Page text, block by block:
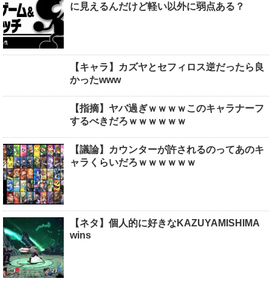
に見えるんだけど軽い以外に弱点ある？
【キャラ】カズヤとセフィロス逆だったら良
かったwww
【指摘】ヤバ過ぎｗｗｗｗこのキャラナーフ
するべきだろｗｗｗｗｗｗ
【議論】カウンターが許されるのってあのキ
ャラくらいだろｗｗｗｗｗｗ
【ネタ】個人的に好きなKAZUYAMISHIMA
wins